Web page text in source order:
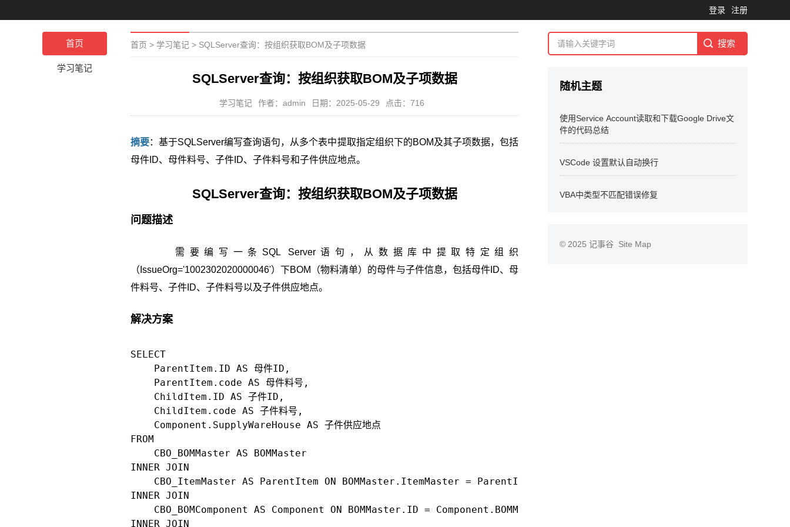
登录 注册
首页
学习笔记
首页 > 学习笔记 > SQLServer查询：按组织获取BOM及子项数据
SQLServer查询：按组织获取BOM及子项数据
学习笔记 作者：admin 日期：2025-05-29 点击：716
摘要：基于SQLServer编写查询语句，从多个表中提取指定组织下的BOM及其子项数据，包括
母件ID、母件料号、子件ID、子件料号和子件供应地点。
SQLServer查询：按组织获取BOM及子项数据
问题描述
需要编写一条SQL Server语句，从数据库中提取特定组织
（IssueOrg='1002302020000046'）下BOM（物料清单）的母件与子件信息，包括母件ID、母
件料号、子件ID、子件料号以及子件供应地点。
解决方案
SELECT
    ParentItem.ID AS 母件ID,
    ParentItem.code AS 母件料号,
    ChildItem.ID AS 子件ID,
    ChildItem.code AS 子件料号,
    Component.SupplyWareHouse AS 子件供应地点
FROM
    CBO_BOMMaster AS BOMMaster
INNER JOIN
    CBO_ItemMaster AS ParentItem ON BOMMaster.ItemMaster = ParentItem.ID
INNER JOIN
    CBO_BOMComponent AS Component ON BOMMaster.ID = Component.BOMMaster
INNER JOIN
随机主题
使用Service Account读取和下载Google Drive文
件的代码总结
VSCode 设置默认自动换行
VBA中类型不匹配错误修复
© 2025 记事谷 Site Map